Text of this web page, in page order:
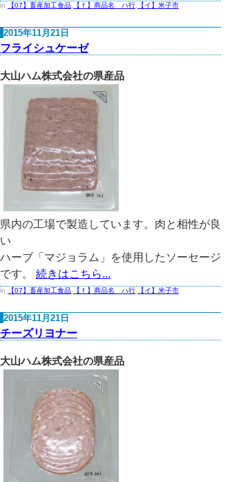
in 【07】畜産加工食品 【ｆ】商品名 ハ行 【イ】米子市
2015年11月21日
フライシュケーゼ
大山ハム株式会社の県産品
県内の工場で製造しています。肉と相性が良
い
ハーブ「マジョラム」を使用したソーセージ
です。 続きはこちら...
in 【07】畜産加工食品 【ｆ】商品名 ハ行 【イ】米子市
2015年11月21日
チーズリヨナー
大山ハム株式会社の県産品